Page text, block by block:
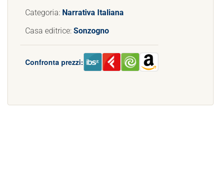
Categoria: Narrativa Italiana
Casa editrice: Sonzogno
Confronta prezzi: